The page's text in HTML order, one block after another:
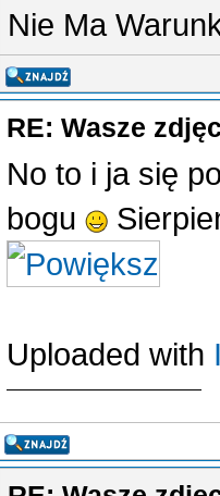
Nie Ma
RE: Wasze
No to i ja się
bogu
Uploaded with